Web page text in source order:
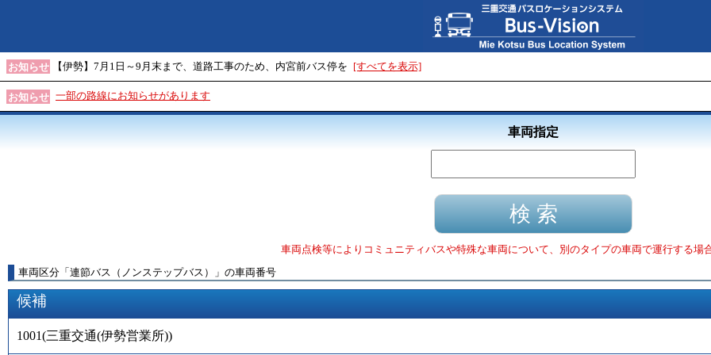
お知らせ 【伊勢】7月1日～9月末まで、道路工事のため、内宮前バス停を [すべてを表示]
お知らせ 一部の路線にお知らせがあります
車両指定
車両点検等によりコミュニティバスや特殊な車両について、別のタイプの車両で運行する場
車両区分 「 連節バス（ノンステップバス） 」 の車両番号
候補
1001(三重交通(伊勢営業所))